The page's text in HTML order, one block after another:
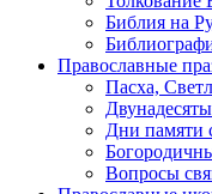
Библия на
Православные
Пасха,
Дни памяти
Вопросы